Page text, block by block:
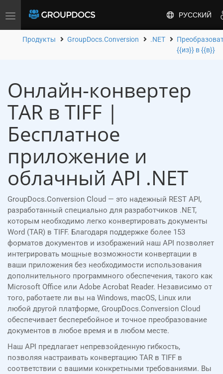
Toggle
РУССКИЙ
Продукты GroupDocs.Conversion .NET
{{из}} в {{в}}
Онлайн-конвертер
TAR в TIFF |
Бесплатное
приложение и
облачный API .NET
GroupDocs.Conversion Cloud — это надежный REST API,
разработанный специально для разработчиков .NET,
которым необходимо легко конвертировать документы
Word (TAR) в TIFF. Благодаря поддержке более 153
форматов документов и изображений наш API позволяет
интегрировать мощные возможности конвертации в
ваши приложения без необходимости использования
дополнительного программного обеспечения, такого как
Microsoft Office или Adobe Acrobat Reader. Независимо от
того, работаете ли вы на Windows, macOS, Linux или
любой другой платформе, GroupDocs.Conversion Cloud
обеспечивает бесперебойное и точное преобразование
документов в любое время и в любом месте.
Наш API предлагает непревзойденную гибкость,
позволяя настраивать конвертацию TAR в TIFF в
соответствии с вашими конкретными требованиями. Вы